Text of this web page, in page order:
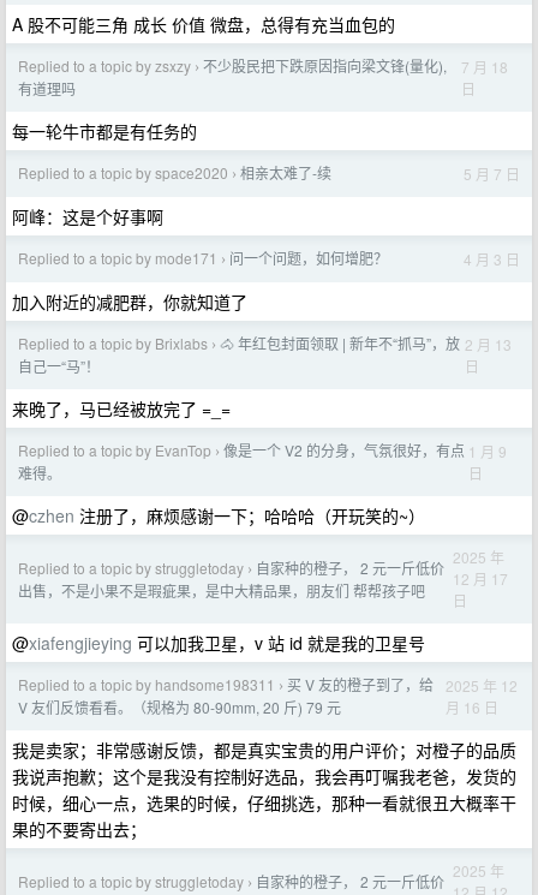
A 股不可能三角 成长 价值 微盘，总得有充当血包的
Replied to a topic by zsxzy › 不少股民把下跌原因指向梁文锋(量化),
有道理吗
7 月 18
日
每一轮牛市都是有任务的
Replied to a topic by space2020 › 相亲太难了-续 5 月 7 日
阿峰：这是个好事啊
Replied to a topic by mode171 › 问一个问题，如何增肥？ 4 月 3 日
加入附近的减肥群，你就知道了
Replied to a topic by Brixlabs › 🐴 年红包封面领取 | 新年不“抓马”，放
自己一“马”！
2 月 13
日
来晚了，马已经被放完了 =_=
Replied to a topic by EvanTop › 像是一个 V2 的分身，气氛很好，有点
难得。
1 月 9
日
@czhen 注册了，麻烦感谢一下；哈哈哈（开玩笑的~）
Replied to a topic by struggletoday › 自家种的橙子， 2 元一斤低价
出售，不是小果不是瑕疵果，是中大精品果，朋友们 帮帮孩子吧
2025 年
12 月 17
日
@xiafengjieying 可以加我卫星，v 站 id 就是我的卫星号
Replied to a topic by handsome198311 › 买 V 友的橙子到了，给
V 友们反馈看看。（规格为 80-90mm, 20 斤) 79 元
2025 年 12
月 16 日
我是卖家；非常感谢反馈，都是真实宝贵的用户评价；对橙子的品质
我说声抱歉；这个是我没有控制好选品，我会再叮嘱我老爸，发货的
时候，细心一点，选果的时候，仔细挑选，那种一看就很丑大概率干
果的不要寄出去；
Replied to a topic by struggletoday › 自家种的橙子， 2 元一斤低价 2025 年